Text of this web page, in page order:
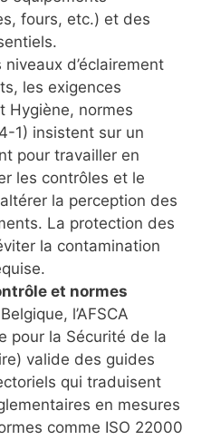
fours, etc.) et des
niveaux d’éclairement
les exigences
Hygiène, normes
1) insistent sur un
pour travailler en
les contrôles et le
la perception des
La protection des
la contamination
et normes
l’AFSCA
pour la Sécurité de la
valide des guides
qui traduisent
en mesures
comme ISO 22000